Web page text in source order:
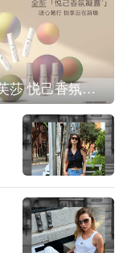
IPSA茵芙莎 悦己香氛凝露上市